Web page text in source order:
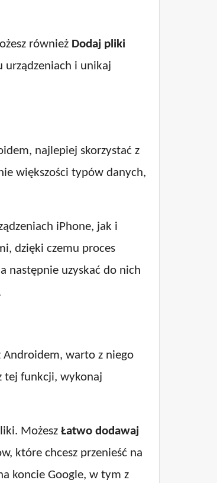
również Dodaj pliki
urządzeniach i unikaj
najlepiej skorzystać z
większości typów danych,
iPhone, jak i
dzięki czemu proces
następnie uzyskać do nich
Androidem, warto z niego
tej funkcji, wykonaj
Możesz Łatwo dodawaj
które chcesz przenieść na
koncie Google, w tym z